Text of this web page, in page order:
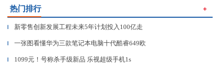
热门排行 ＋
▎ 新零售创新发展工程未来5年计划投入100亿走
▎ 一张图看懂华为三款笔记本电脑十代酷睿649欧
▎ 1099元！号称杀手级新品 乐视超级手机1s